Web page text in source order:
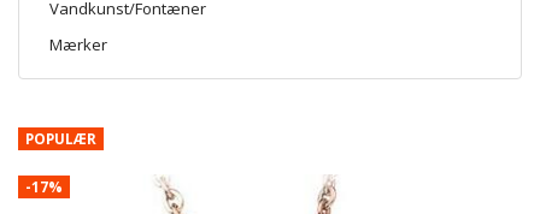
Vandkunst/Fontæner
Mærker
POPULÆR
-17%